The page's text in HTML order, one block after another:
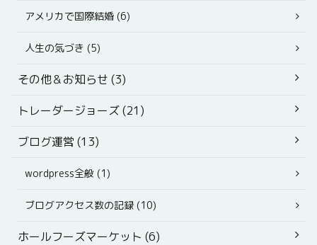
アメリカで国際結婚 (6)
人生の気づき (5)
その他＆お知らせ (3)
トレーダージョーズ (21)
ブログ運営 (13)
wordpress全般 (1)
ブログアクセス数の記録 (10)
ホールフーズマーケット (6)